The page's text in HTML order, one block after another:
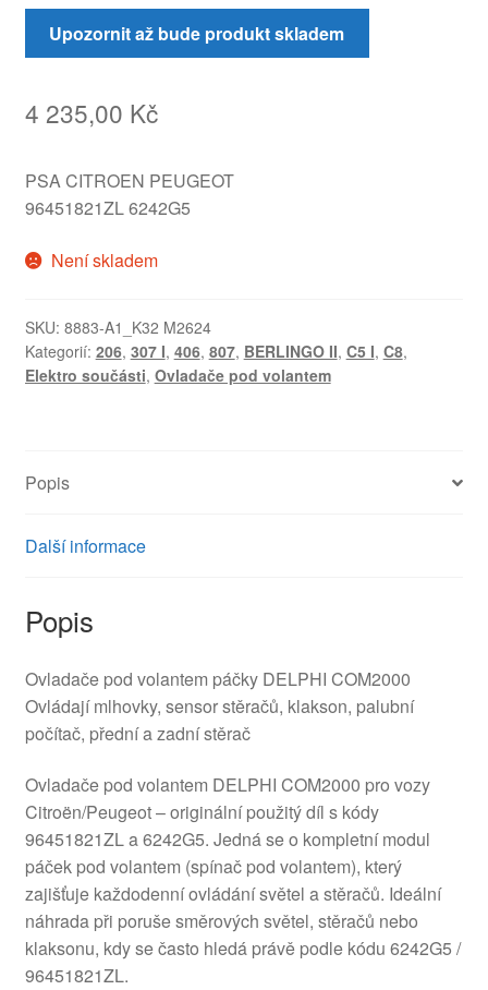
Upozornit až bude produkt skladem
4 235,00 Kč
PSA CITROEN PEUGEOT
96451821ZL 6242G5
Není skladem
SKU: 8883-A1_K32 M2624
Kategorií: 206, 307 I, 406, 807, BERLINGO II, C5 I, C8,
Elektro součásti, Ovladače pod volantem
Popis
Další informace
Popis
Ovladače pod volantem páčky DELPHI COM2000
Ovládají mlhovky, sensor stěračů, klakson, palubní
počítač, přední a zadní stěrač
Ovladače pod volantem DELPHI COM2000 pro vozy
Citroën/Peugeot – originální použitý díl s kódy
96451821ZL a 6242G5. Jedná se o kompletní modul
páček pod volantem (spínač pod volantem), který
zajišťuje každodenní ovládání světel a stěračů. Ideální
náhrada při poruše směrových světel, stěračů nebo
klaksonu, kdy se často hledá právě podle kódu 6242G5 /
96451821ZL.